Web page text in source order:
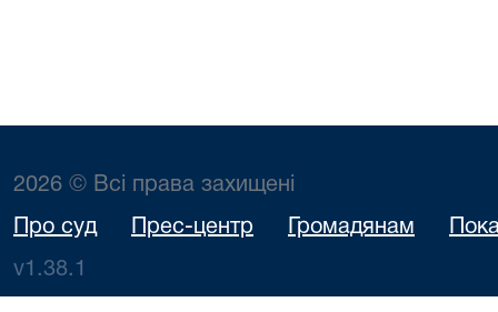
2026 © Всі права захищені
Про суд Прес-центр Громадянам
v1.38.1